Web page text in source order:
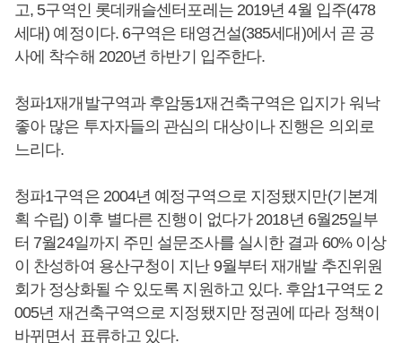
고, 5구역인 롯데캐슬센터포레는 2019년 4월 입주(478
세대) 예정이다. 6구역은 태영건설(385세대)에서 곧 공
사에 착수해 2020년 하반기 입주한다.
청파1재개발구역과 후암동1재건축구역은 입지가 워낙
좋아 많은 투자자들의 관심의 대상이나 진행은 의외로
느리다.
청파1구역은 2004년 예정구역으로 지정됐지만(기본계
획 수립) 이후 별다른 진행이 없다가 2018년 6월25일부
터 7월24일까지 주민 설문조사를 실시한 결과 60% 이상
이 찬성하여 용산구청이 지난 9월부터 재개발 추진위원
회가 정상화될 수 있도록 지원하고 있다. 후암1구역도 2
005년 재건축구역으로 지정됐지만 정권에 따라 정책이
바뀌면서 표류하고 있다.